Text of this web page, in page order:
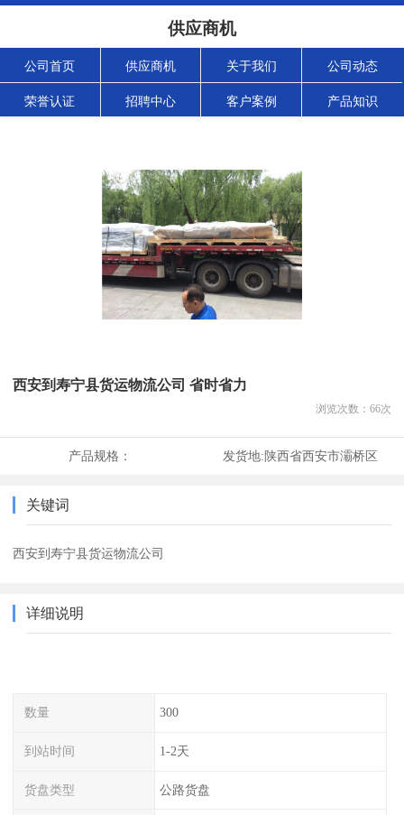
供应商机
公司首页 供应商机 关于我们 公司动态
荣誉认证 招聘中心 客户案例 产品知识
西安到寿宁县货运物流公司 省时省力
浏览次数： 66次
产品规格： 发货地:陕西省西安市灞桥区
关键词
西安到寿宁县货运物流公司
详细说明
数量 300
到站时间 1-2天
货盘类型 公路货盘